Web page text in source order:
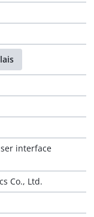
interface
Co., Ltd.